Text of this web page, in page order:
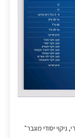
יסודי מוגבר"